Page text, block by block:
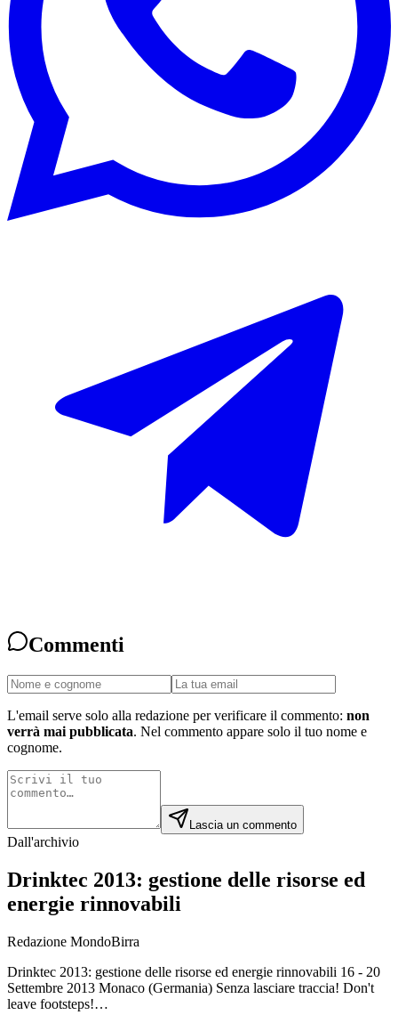
Commenti
L'email serve solo alla redazione per verificare il commento: non
verrà mai pubblicata. Nel commento appare solo il tuo nome e
cognome.
Lascia un commento
Dall'archivio
Drinktec 2013: gestione delle risorse ed
energie rinnovabili
Redazione MondoBirra
Drinktec 2013: gestione delle risorse ed energie rinnovabili 16 - 20
Settembre 2013 Monaco (Germania) Senza lasciare traccia! Don't
leave footsteps!…